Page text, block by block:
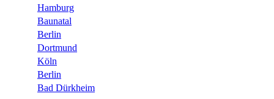
Hamburg
Baunatal
Berlin
Dortmund
Köln
Berlin
Bad Dürkheim